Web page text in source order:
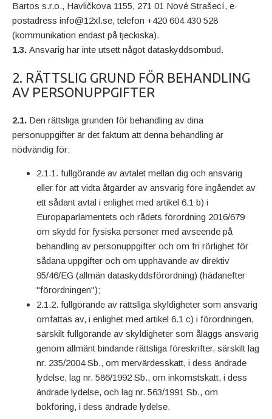
Bartos s.r.o., Havličkova 1155, 271 01 Nové Strašecí, e-
postadress info@12xl.se, telefon +420 604 430 528
(kommunikation endast på tjeckiska).
1.3.Ansvarig har inte utsett något dataskyddsombud.
2. RÄTTSLIG GRUND FÖR BEHANDLING
AV PERSONUPPGIFTER
2.1. Den rättsliga grunden för behandling av dina
personuppgifter är det faktum att denna behandling är
nödvändig för:
2.1.1. fullgörande av avtalet mellan dig och ansvarig
eller för att vidta åtgärder av ansvarig före ingåendet av
ett sådant avtal i enlighet med artikel 6.1 b) i
Europaparlamentets och rådets förordning 2016/679
om skydd för fysiska personer med avseende på
behandling av personuppgifter och om fri rörlighet för
sådana uppgifter och om upphävande av direktiv
95/46/EG (allmän dataskyddsförordning) (hädanefter
"förordningen");
2.1.2. fullgörande av rättsliga skyldigheter som ansvarig
omfattas av, i enlighet med artikel 6.1 c) i förordningen,
särskilt fullgörande av skyldigheter som åläggs ansvarig
genom allmänt bindande rättsliga föreskrifter, särskilt lag
nr. 235/2004 Sb., om mervärdesskatt, i dess ändrade
lydelse, lag nr. 586/1992 Sb., om inkomstskatt, i dess
ändrade lydelse, och lag nr. 563/1991 Sb., om
bokföring, i dess ändrade lydelse.